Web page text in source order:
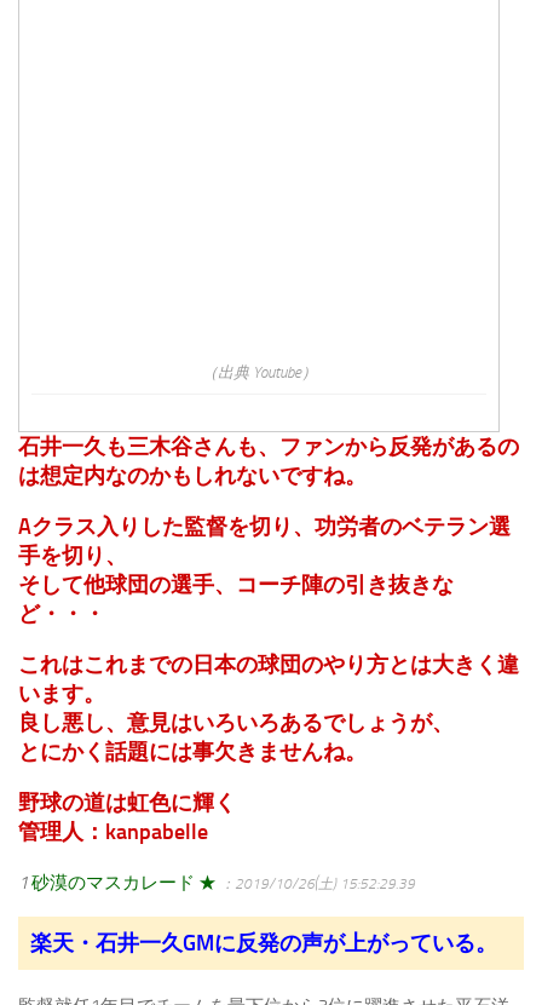
（出典 Youtube）
石井一久も三木谷さんも、ファンから反発があるの
は想定内なのかもしれないですね。
Aクラス入りした監督を切り、功労者のベテラン選
手を切り、
そして他球団の選手、コーチ陣の引き抜きな
ど・・・
これはこれまでの日本の球団のやり方とは大きく違
います。
良し悪し、意見はいろいろあるでしょうが、
とにかく話題には事欠きませんね。
野球の道は虹色に輝く
管理人：kanpabelle
1砂漠のマスカレード ★ ：2019/10/26(土) 15:52:29.39
楽天・石井一久GMに反発の声が上がっている。